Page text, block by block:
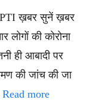
PTI ख़बर सुनें ख़बर
की कोरोना
ही आबादी पर
की जांच की जा
Read more